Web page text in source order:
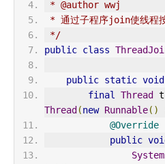
* @author wwj
* 通过子程序join使线程
*/
public class
public static void
final Thread
Thread (new Runnable()
@Override
public
System